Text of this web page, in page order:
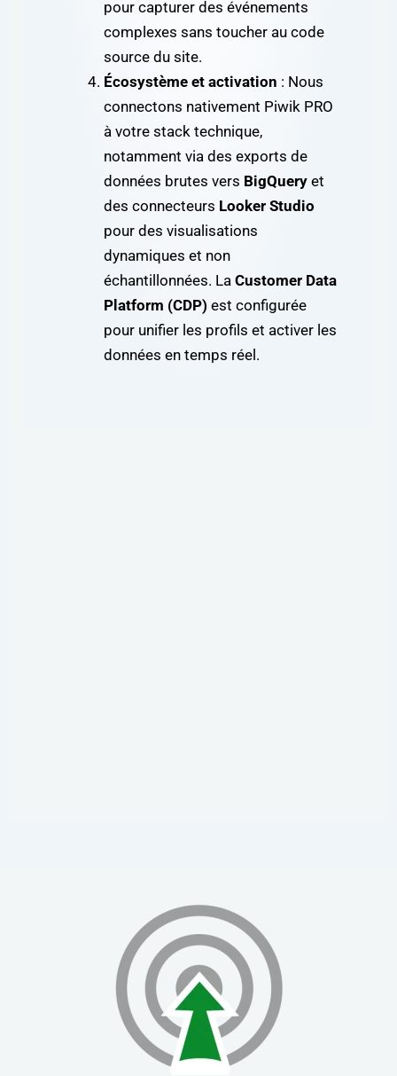
pour capturer des événements
complexes sans toucher au code
source du site.
Écosystème et activation : Nous
connectons nativement Piwik PRO
à votre stack technique,
notamment via des exports de
données brutes vers BigQuery et
des connecteurs Looker Studio
pour des visualisations
dynamiques et non
échantillonnées. LaCustomer Data
Platform (CDP) est configurée
pour unifier les profils et activer les
données en temps réel.